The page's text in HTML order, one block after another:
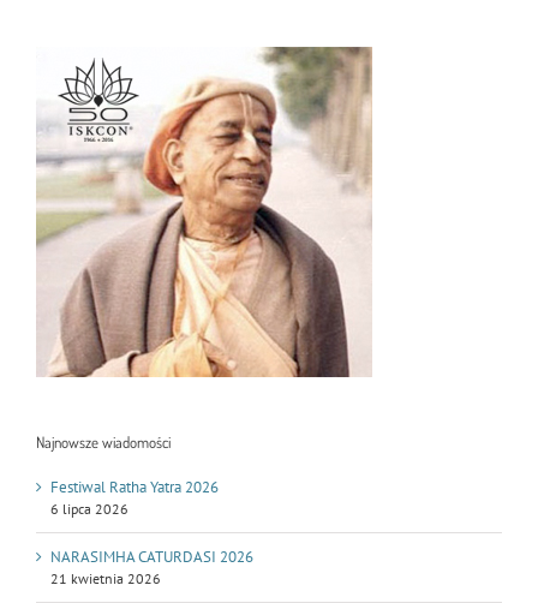
Najnowsze wiadomości
Festiwal Ratha Yatra 2026
6 lipca 2026
NARASIMHA CATURDASI 2026
21 kwietnia 2026